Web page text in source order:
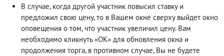
В случае, когда другой участник повысил ставку и
предложил свою цену, то в Вашем окне сверху выйдет окно
оповещения о том, что участник увеличил цену. Вам
необходимо кликнуть «ОК» для обновления окна и
продолжения торга, в противном случае, Вы не будете